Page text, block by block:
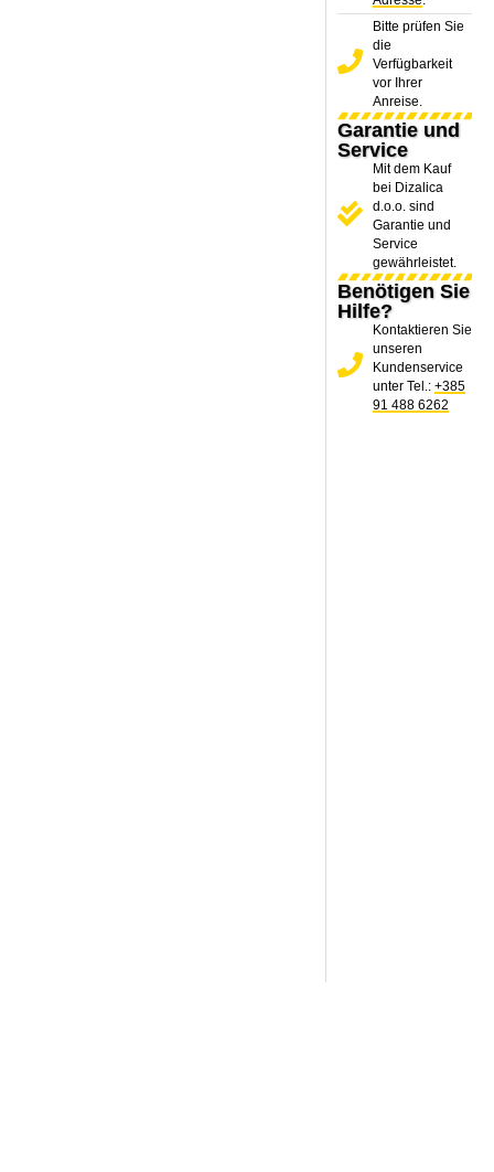
Bitte prüfen Sie
die
Verfügbarkeit
vor Ihrer
Anreise.
Garantie und
Service
Mit dem Kauf
bei Dizalica
d.o.o. sind
Garantie und
Service
gewährleistet.
Benötigen Sie
Hilfe?
Kontaktieren Sie
unseren
Kundenservice
unter Tel.: +385
91 488 6262